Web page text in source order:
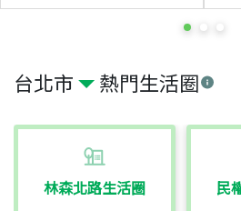
台北市 熱門生活圈
林森北路生活圈 民